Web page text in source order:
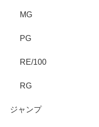
MG
PG
RE/100
RG
ジャンプ